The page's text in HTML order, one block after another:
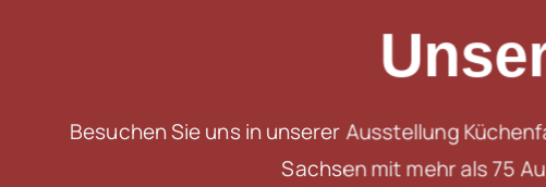
Besuchen Sie uns in unserer Ausstellung
Sachsen mit mehr als 75